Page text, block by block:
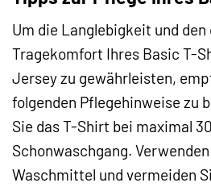
Um die Langlebigkeit und
Tragekomfort Ihres Basic T-
Jersey zu gewährleisten,
folgenden Pflegehinweise zu
Sie das T-Shirt bei maximal
Schonwaschgang.
Waschmittel und vermeiden